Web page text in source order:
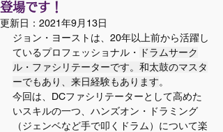
登場です！
更新日： 2021年9月13日
ジョン・ヨーストは、20年以上前から活躍し
ているプロフェッショナル・
ドラムサーク
ル・ファシリテーターです。和太鼓のマスタ
ーでもあり、来日経験もあります。
今回は、DCファシリテーターとして高めた
いスキルの一つ、ハンズオン・ドラミング
（ジェンベなど手で叩くドラム）について楽